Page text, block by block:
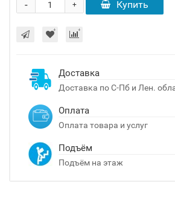
+
- Купить
Доставка
Доставка по С-Пб и Лен.
Оплата
Оплата товара и услуг
Подъём
Подъём на этаж